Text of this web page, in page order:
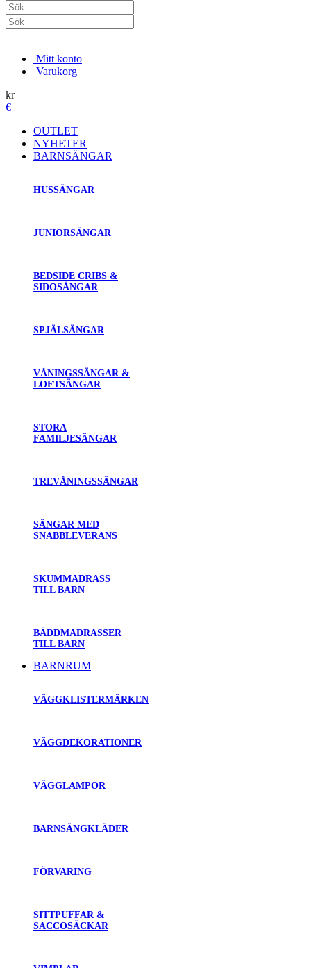
Mitt konto
Varukorg
kr
€
OUTLET
NYHETER
BARNSÄNGAR
HUSSÄNGAR
JUNIORSÄNGAR
BEDSIDE CRIBS &
SIDOSÄNGAR
SPJÄLSÄNGAR
VÅNINGSSÄNGAR &
LOFTSÄNGAR
STORA
FAMILJESÄNGAR
TREVÅNINGSSÄNGAR
SÄNGAR MED
SNABBLEVERANS
SKUMMADRASS
TILL BARN
BÄDDMADRASSER
TILL BARN
BARNRUM
VÄGGKLISTERMÄRKEN
VÄGGDEKORATIONER
VÄGGLAMPOR
BARNSÄNGKLÄDER
FÖRVARING
SITTPUFFAR &
SACCOSÄCKAR